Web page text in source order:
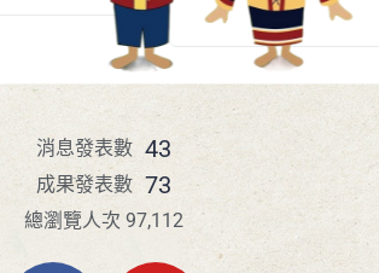
43
消息發表數
73
成果發表數
總瀏覽人次 97,112